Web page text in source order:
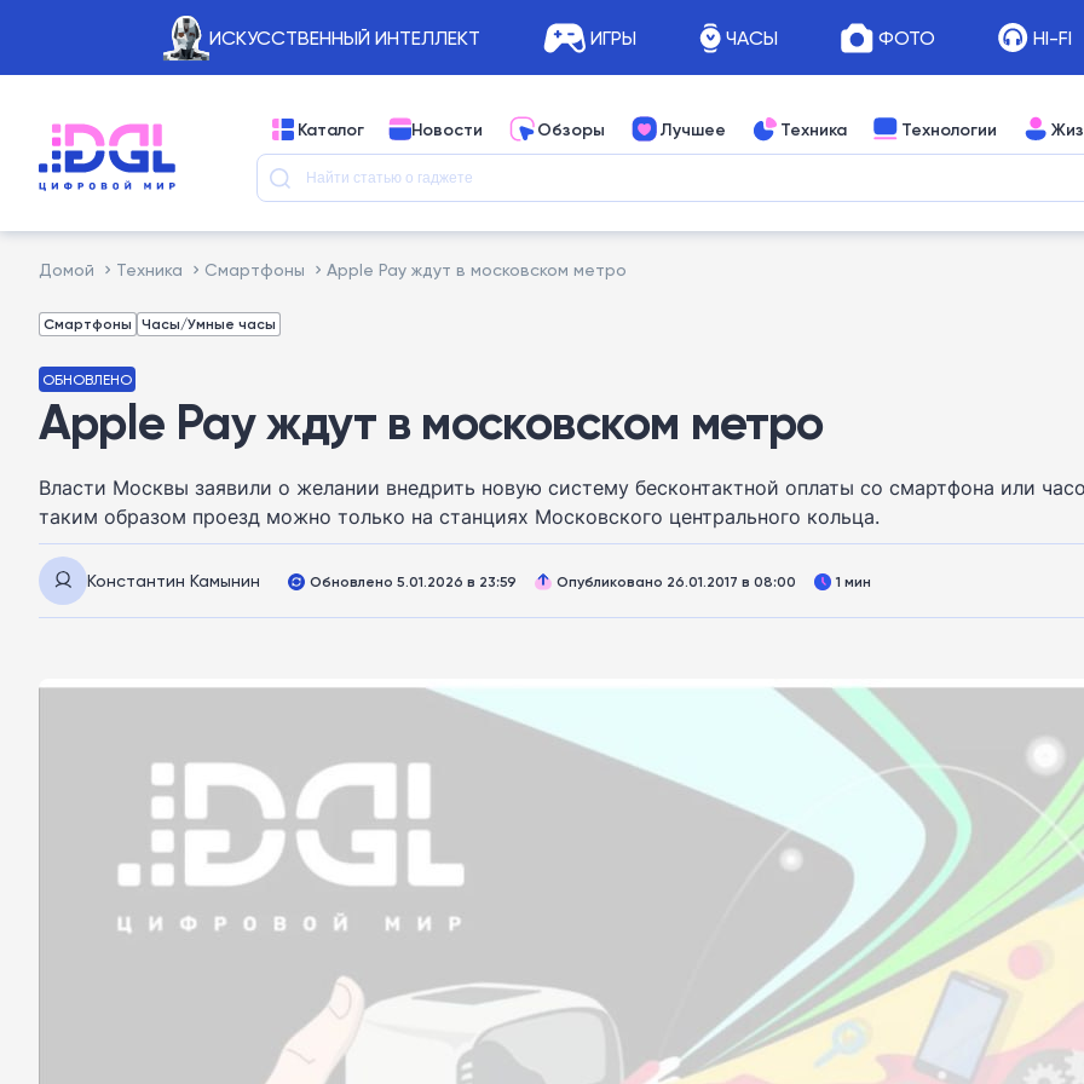
ИСКУССТВЕННЫЙ ИНТЕЛЛЕКТ ИГРЫ ЧАСЫ ФОТО HI-FI
Каталог Новости Обзоры Лучшее Техника Технологии
Домой Техника Смартфоны Apple Pay ждут в московском метро
Смартфоны Часы/Умные часы
ОБНОВЛЕНО
Apple Pay ждут в московском метро
Власти Москвы заявили о желании внедрить новую систему бесконтактной оплаты со смартфона или
таким образом проезд можно только на станциях Московского центрального кольца.
Константин Камынин Обновлено 5.01.2026 в 23:59 Опубликовано 26.01.2017 в 08:00 1 мин